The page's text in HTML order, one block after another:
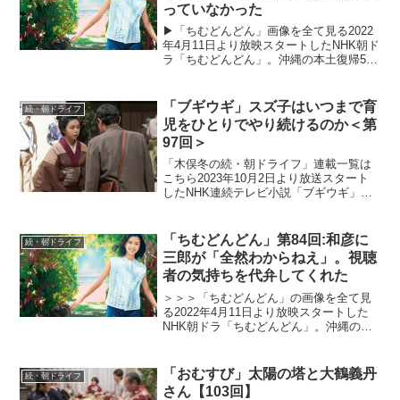
っていなかった
▶「ちむどんどん」画像を全て見る2022
年4月11日より放映スタートしたNHK朝ド
ラ「ちむどんどん」。沖縄の本土復帰50
主人公と支え合う兄妹たちの絆を描くス
トーリー。「...
続・朝ドライフ
「ブギウギ」スズ子はいつまで育
児をひとりでやり続けるのか＜第
97回＞
「木俣冬の続・朝ドライフ」連載一覧は
こちら2023年10月2日より放送スタート
したNHK連続テレビ小説「ブギウギ」。
をモデルにオリジナルストーリーで描く
本作。歌って踊る...
続・朝ドライフ
「ちむどんどん」第84回:和彦に
三郎が「全然わからねえ」。視聴
者の気持ちを代弁してくれた
＞＞＞「ちむどんどん」の画像を全て見
る2022年4月11日より放映スタートした
NHK朝ドラ「ちむどんどん」。沖縄の本
夢をかける主人公と支え合う兄妹たちの
絆を描くストーリ...
続・朝ドライフ
「おむすび」太陽の塔と大鶴義丹
さん【103回】